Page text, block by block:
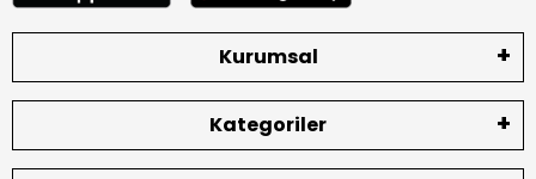
Kurumsal
Kategoriler